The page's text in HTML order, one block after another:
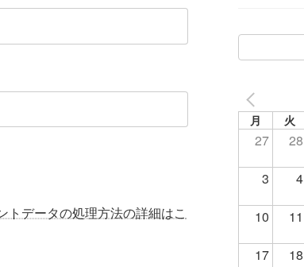
トデータの処理方法の詳細はこ
月 火
27 28
3 4
10 11
17 18